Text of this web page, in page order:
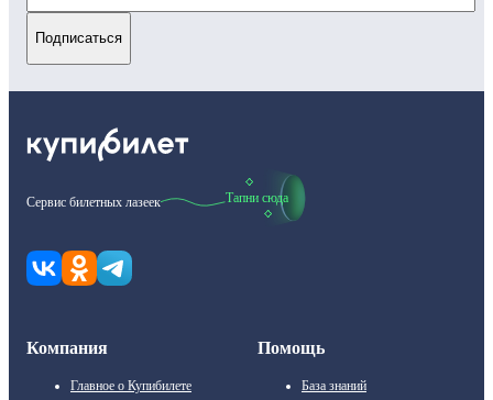
Подписаться
Сервис билетных лазеек Тапни сюда
Компания
Главное о Купибилете
Помощь
База знаний